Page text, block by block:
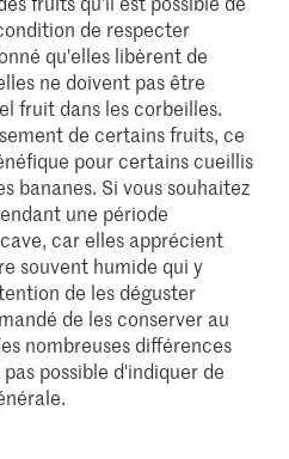
de respecter
qu'elles libèrent de
ne doivent pas être
fruit dans les corbeilles.
de certains fruits, ce
pour certains cueillis
bananes. Si vous souhaitez
une période
car elles apprécient
souvent humide qui y
de les déguster
de les conserver au
nombreuses différences
possible d'indiquer de